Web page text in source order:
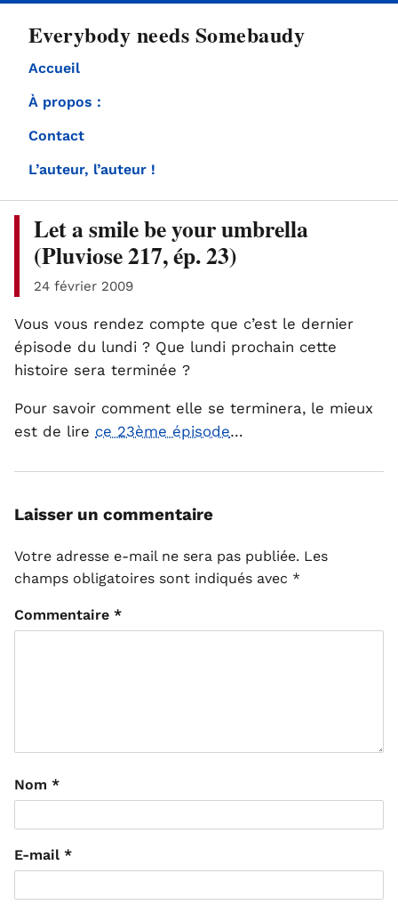
Everybody needs Somebaudy
Accueil
À propos :
Contact
L’auteur, l’auteur !
Let a smile be your umbrella
(Pluviose 217, ép. 23)
24 février 2009
Vous vous rendez compte que c’est le dernier
épisode du lundi ? Que lundi prochain cette
histoire sera terminée ?
Pour savoir comment elle se terminera, le mieux
est de lire ce 23ème épisode…
Laisser un commentaire
Votre adresse e-mail ne sera pas publiée. Les
champs obligatoires sont indiqués avec *
Commentaire *
Nom *
E-mail *